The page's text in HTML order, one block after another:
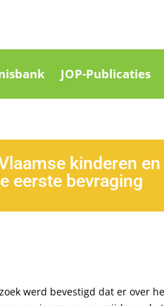
JOP-Publicaties
kinderen
eerste bevraging
werd bevestigd dat er over